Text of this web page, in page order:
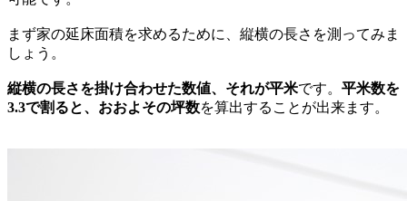
まず家の延床面積を求めるために、縦横の長さを測ってみま
しょう。
縦横の長さを掛け合わせた数値、それが平米です。 平米数を
3.3で割ると、おおよその坪数を算出することが出来ます。